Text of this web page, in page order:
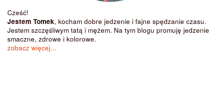
Cześć!
Jestem Tomek, kocham dobre jedzenie i fajne spędzanie czasu.
Jestem szczęśliwym tatą i mężem. Na tym blogu promuję jedzenie
smaczne, zdrowe i kolorowe.
zobacz więcej...